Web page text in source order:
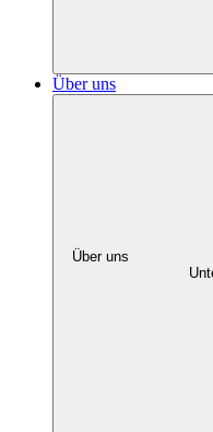
Über uns
Über uns